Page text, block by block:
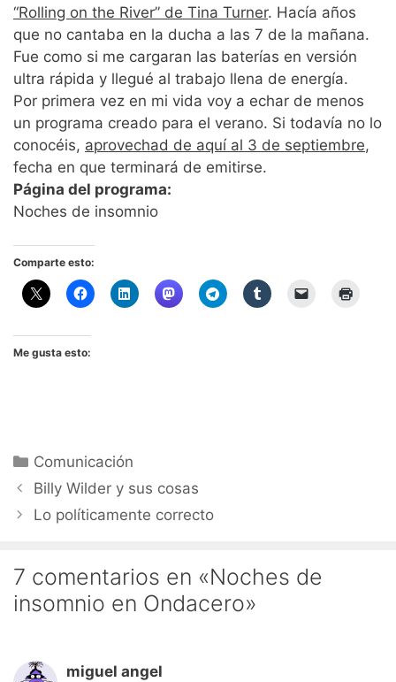
“Rolling on the River” de Tina Turner. Hacía años
que no cantaba en la ducha a las 7 de la mañana.
Fue como si me cargaran las baterías en versión
ultra rápida y llegué al trabajo llena de energía.
Por primera vez en mi vida voy a echar de menos
un programa creado para el verano. Si todavía no lo
conocéis, aprovechad de aquí al 3 de septiembre,
fecha en que terminará de emitirse.
Página del programa:
Noches de insomnio
Comparte esto:
Me gusta esto:
Categorías
Comunicación
Billy Wilder y sus cosas
Lo políticamente correcto
7 comentarios en «Noches de
insomnio en Ondacero»
miguel angel